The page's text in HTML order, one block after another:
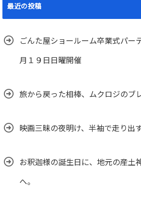
最近の投稿
ごんた屋ショールーム卒業式パー
月１９日日曜開催
旅から戻った相棒、ムクロジのブ
映画三昧の夜明け、半袖で走り出す
お釈迦様の誕生日に、地元の産土
へ。